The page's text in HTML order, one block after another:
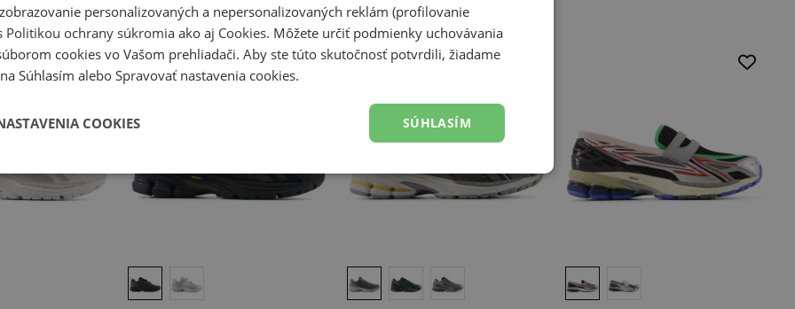
personalizovaných a nepersonalizovaných reklám (profilovanie
Politikou ochrany súkromia ako aj Cookies. Môžete určiť podmienky uchovávania
cookies vo Vašom prehliadači. Aby ste túto skutočnosť potvrdili, žiadame
Súhlasím alebo Spravovať nastavenia cookies.
SÚHLASÍM
COOKIES